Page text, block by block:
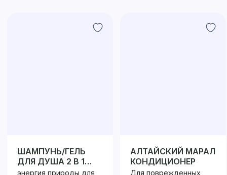
ШАМПУНЬ/ГЕЛЬ
ДЛЯ ДУША 2 В 1
МУЖСКОЙ
энергия природы для
АЛТАЙСКИЙ МАРАЛ
КОНДИЦИОНЕР
Для поврежденных